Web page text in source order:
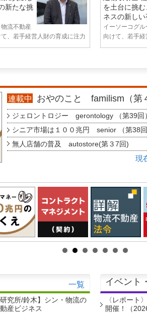
新たな挑
流不動産
、若手経営人財の育成に注力
を土台に挑
ネスの新し
イーソーコグ
向けて、若手
連載中 おやのこと familism（第
ジェロントロジー gerontology （第39回
シニア市場は１００兆円 senior （第38
無人店舗の普及 autostore(第３7回)
現
一覧
究所/鈴木】シン・物流の
産ビジネス
イベント
〈レポート
開催！（